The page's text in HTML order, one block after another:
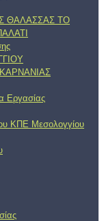
ΘΑΛΑΣΣΑΣ ΤΟ
Εργασίας
ΚΠΕ Μεσολογγίου